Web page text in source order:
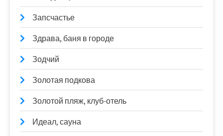
Запсчастье
Здрава, баня в городе
Зодчий
Золотая подкова
Золотой пляж, клуб-отель
Идеал, сауна